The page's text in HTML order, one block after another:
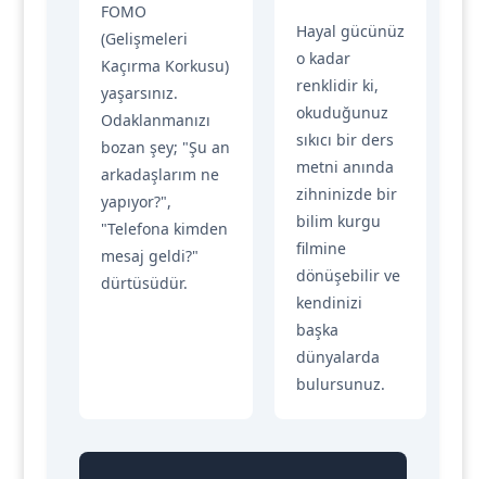
FOMO
(Gelişmeleri
Kaçırma Korkusu)
yaşarsınız.
Odaklanmanızı
bozan şey; "Şu an
arkadaşlarım ne
yapıyor?",
"Telefona kimden
mesaj geldi?"
dürtüsüdür.
Hayal gücünüz
o kadar
renklidir ki,
okuduğunuz
sıkıcı bir ders
metni anında
zihninizde bir
bilim kurgu
filmine
dönüşebilir ve
kendinizi
başka
dünyalarda
bulursunuz.